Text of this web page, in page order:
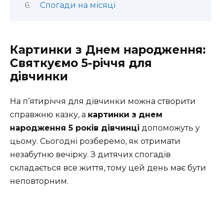
Спогади на місяці
Картинки з Днем народження:
Святкуємо 5-річчя для
дівчинки
На п’ятиріччя для дівчинки можна створити
справжню казку, а картинки з днем
народження 5 років дівчинці допоможуть у
цьому. Сьогодні розберемо, як отримати
незабутню вечірку. З дитячих спогадів
складається все життя, тому цей день має бути
неповторним.